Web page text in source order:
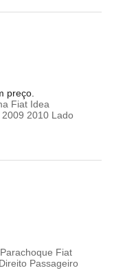
preço.
Fiat Idea
2010 Lado
Fiat
Passageiro